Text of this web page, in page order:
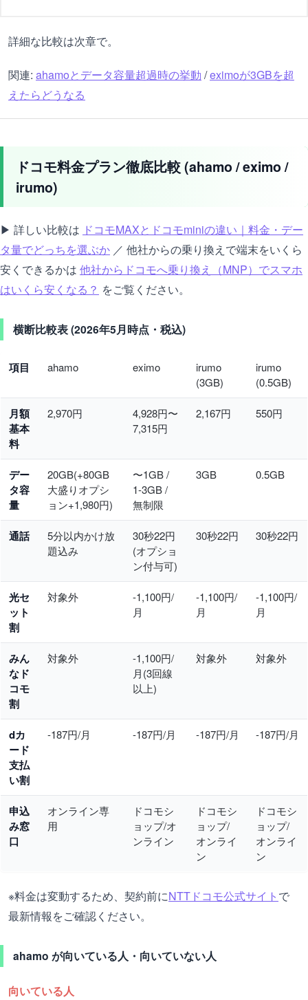
詳細な比較は次章で。
関連: ahamoとデータ容量超過時の挙動 /eximoが3GBを超
えたらどうなる
ドコモ料金プラン徹底比較 (ahamo / eximo /
irumo)
▶ 詳しい比較は ドコモMAXとドコモminiの違い｜料金・デー
タ量でどっちを選ぶか ／ 他社からの乗り換えで端末をいくら
安くできるかは 他社からドコモへ乗り換え（MNP）でスマホ
はいくら安くなる？ をご覧ください。
横断比較表 (2026年5月時点・税込)
項目 ahamo eximo
irumo
(3GB)
irumo
(0.5GB)
月額
基本
料
2,970円
4,928円〜
7,315円
2,167円 550円
デー
タ容
量
20GB(+80GB
大盛りオプシ
ョン+1,980円)
〜1GB /
1-3GB /
無制限
3GB 0.5GB
通話
5分以内かけ放
題込み
30秒22円
(オプショ
ン付与可)
30秒22円 30秒22円
光セ
ット
割
対象外
-1,100円/
月
-1,100円/
月
-1,100円/
月
みん
なド
コモ
割
対象外
-1,100円/
月(3回線
以上)
対象外 対象外
dカ
ード
支払
い割
-187円/月 -187円/月 -187円/月 -187円/月
申込
み窓
口
オンライン専
用
ドコモシ
ョップ/オ
ンライン
ドコモシ
ョップ/
オンライ
ン
ドコモシ
ョップ/
オンライ
ン
※料金は変動するため、契約前にNTTドコモ公式サイト で
最新情報をご確認ください。
ahamo が向いている人・向いていない人
向いている人